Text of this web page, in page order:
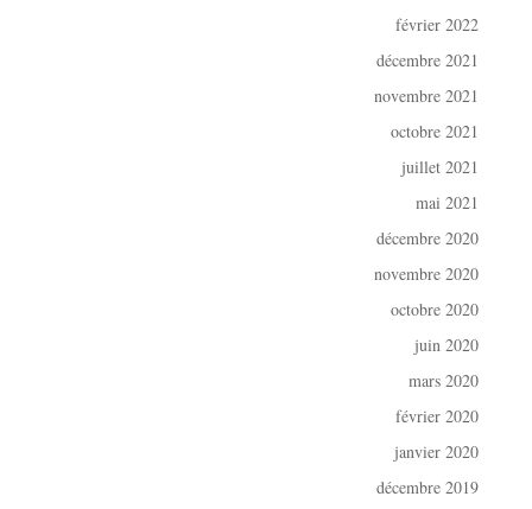
février 2022
décembre 2021
novembre 2021
octobre 2021
juillet 2021
mai 2021
décembre 2020
novembre 2020
octobre 2020
juin 2020
mars 2020
février 2020
janvier 2020
décembre 2019